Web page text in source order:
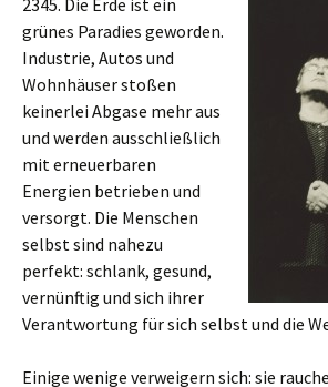
2345. Die Erde ist ein
grünes Paradies geworden.
Industrie, Autos und
Wohnhäuser stoßen
keinerlei Abgase mehr aus
und werden ausschließlich
mit erneuerbaren
Energien betrieben und
versorgt. Die Menschen
selbst sind nahezu
perfekt: schlank, gesund,
vernünftig und sich ihrer
Verantwortung für sich selbst und die
Einige wenige verweigern sich: sie